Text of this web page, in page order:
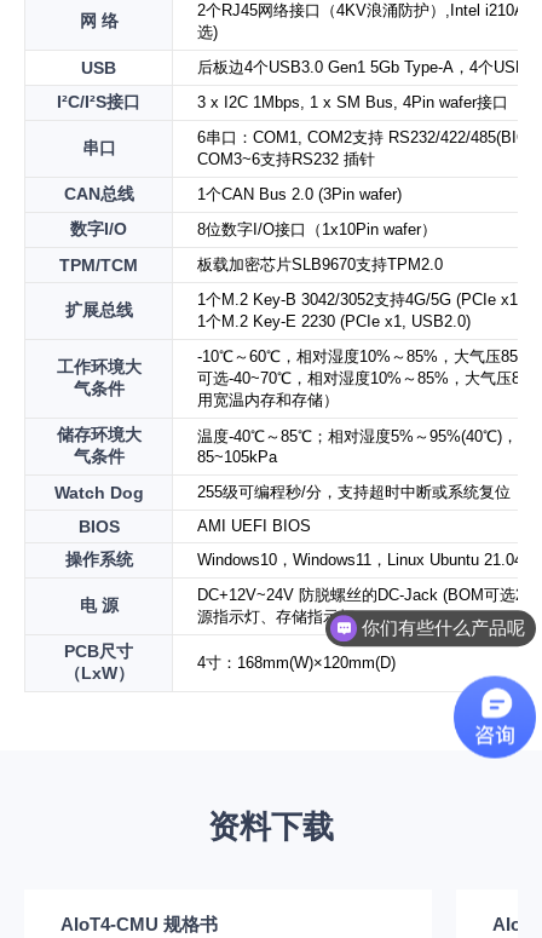
网 络
2个RJ45网络接口（4KV浪涌防护）,Intel
选)
USB 后板边4个USB3.0 Gen1 5Gb Type-A ， 4个
I²C/I²S接口 3 x I2C 1Mbps, 1 x SM Bus, 4Pin wafer接口
串口
6串口：COM1, COM2支持 RS232/422/
COM3~6支持RS232 插针
CAN总线 1个CAN Bus 2.0 (3Pin wafer)
数字I/O 8位数字I/O接口（1x10Pin wafer）
TPM/TCM 板载加密芯片SLB9670支持TPM2.0
扩展总线
1个M.2 Key-B 3042/3052支持4G/5G (PCIe x1,
1个M.2 Key-E 2230 (PCIe x1, USB2.0)
工作环境大
气条件
-10℃～60℃，相对湿度10%～85%，大气压
可选-40~70℃，相对湿度10%～85%，大气压
用宽温内存和存储）
储存环境大
气条件
温度-40℃～85℃；相对湿度5%～95%(40℃)，大
85~105kPa
Watch Dog 255级可编程秒/分，支持超时中断或系统复位
BIOS AMI UEFI BIOS
操作系统 Windows10，Windows11，Linux Ubuntu 21.04
电 源
DC+12V~24V 防脱螺丝的DC-Jack (BOM可选
源指示灯、存储指示灯
PCB尺寸
（LxW）
4寸：168mm(W)×120mm(D)
资料下载
AIoT4-CMU 规格书
你们有些什么产品呢